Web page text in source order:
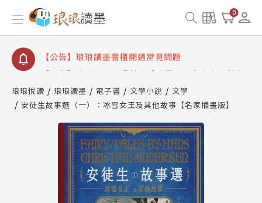
0
【公告】琅琅讀墨數位閱讀資產合併與書櫃開通申請
【公告】琅琅讀墨書櫃開通常見問題
【公告】琅琅讀墨 3 分鐘完成書櫃開通與資產合併申
請圖文教學
查詢
【公告】琅琅讀墨數位閱讀資產合併與書櫃開通申請
琅琅悅讀 琅琅讀墨 電子書 文學小說
文學
安徒生故事選（一）：冰雪女王及其他故事【名家插畫版】